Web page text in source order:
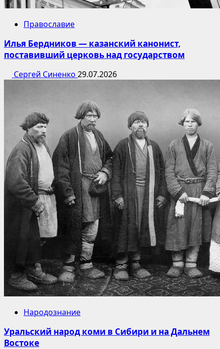
Православие
Илья Бердников — казанский канонист,
поставивший церковь над государством
Сергей Синенко 29.07.2026
Народознание
Уральский народ коми в Сибири и на Дальнем
Востоке